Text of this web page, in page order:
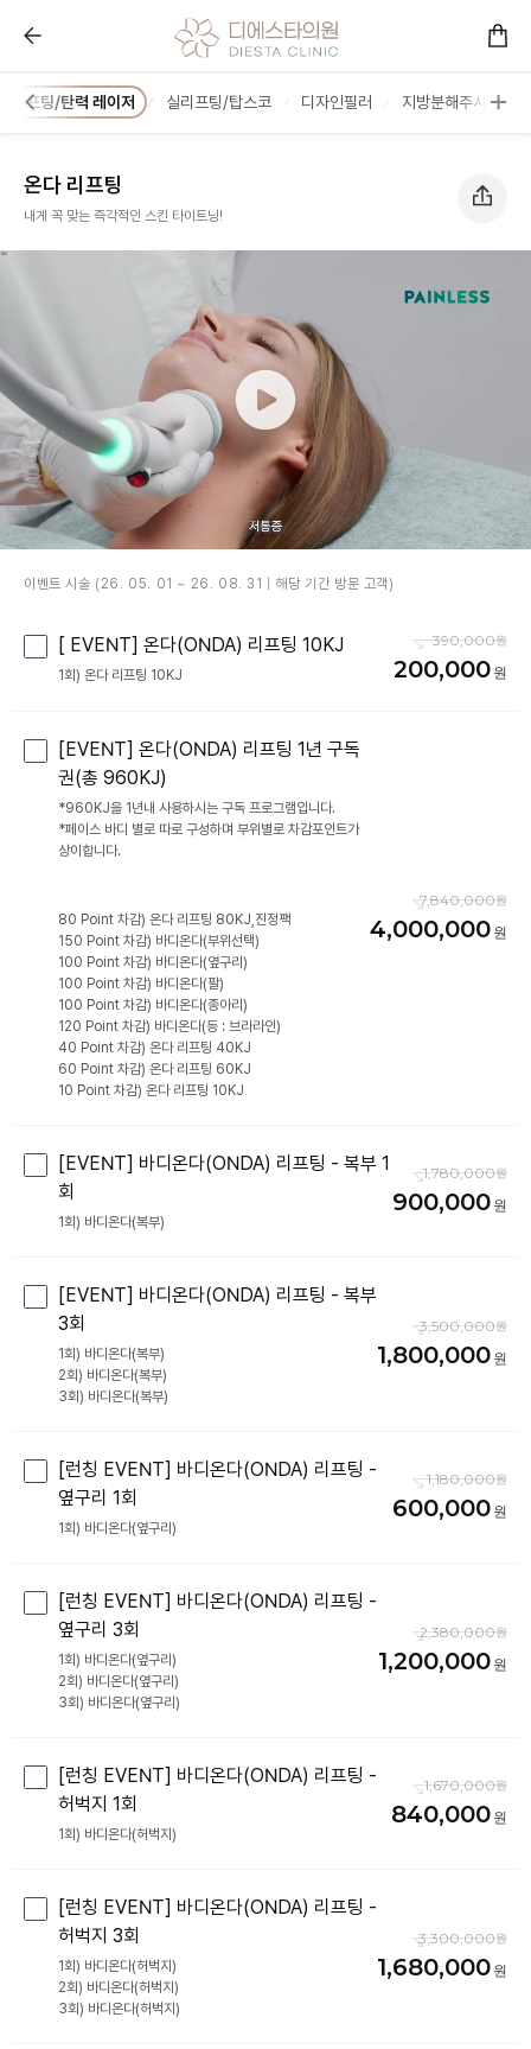
온다 리프팅 :: 콜라겐을 아는 피부과 디에스타의원ㅣ광교
리프팅/탄력 레이저 실리프팅/탑스코 디자인필러 지방분해주사
온다 리프팅
내게 꼭 맞는 즉각적인 스킨 타이트닝!
이벤트 시술 (26. 05. 01 ~ 26. 08. 31 | 해당 기간 방문 고객)
[ EVENT] 온다(ONDA) 리프팅 10KJ 390,000
200,000
[EVENT] 온다(ONDA) 리프팅 1년 구독
권(총 960KJ)
*960KJ을 1년내 사용하시는 구독 프로그램입니다.
*페이스 바디 별로 따로 구성하며 부위별로 차감포인트가
상이합니다.
80 Point 차감) 온다 리프팅 80KJ,진정팩
150 Point 차감) 바디온다(부위선택)
100 Point 차감) 바디온다(옆구리)
100 Point 차감) 바디온다(팔)
100 Point 차감) 바디온다(종아리)
120 Point 차감) 바디온다(등 : 브라라인)
40 Point 차감) 온다 리프팅 40KJ
60 Point 차감) 온다 리프팅 60KJ
10 Point 차감) 온다 리프팅 10KJ
7,840,000
4,000,000
[EVENT] 바디온다(ONDA) 리프팅 - 복부 1
회
1,780,000
900,000
[EVENT] 바디온다(ONDA) 리프팅 - 복부
3회
1회) 바디온다(복부)
2회) 바디온다(복부)
3,500,000
1,800,000
[런칭 EVENT] 바디온다(ONDA) 리프팅 -
옆구리 1회
1,180,000
600,000
[런칭 EVENT] 바디온다(ONDA) 리프팅 -
옆구리 3회
1회) 바디온다(옆구리)
2회) 바디온다(옆구리)
2,380,000
1,200,000
[런칭 EVENT] 바디온다(ONDA) 리프팅 -
허벅지 1회
1,670,000
840,000
[런칭 EVENT] 바디온다(ONDA) 리프팅 -
허벅지 3회
1회) 바디온다(허벅지)
2회) 바디온다(허벅지)
3,300,000
1,680,000